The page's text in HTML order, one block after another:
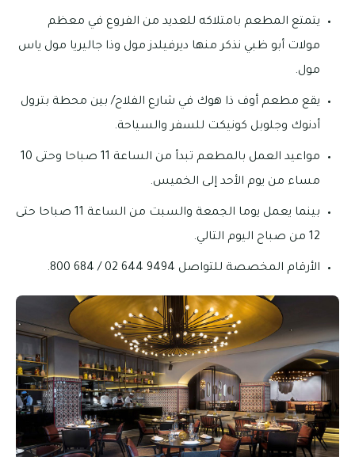
يتمتع المطعم بامتلاكه للعديد من الفروع في معظم
مولات أبو ظبي نذكر منها ديرفيلدز مول وذا جاليريا مول ياس
مول.
يقع مطعم أوف ذا هوك في شارع الفلاح/ بين محطة بترول
أدنوك وجلوبل كونيكت للسفر والسياحة.
مواعيد العمل بالمطعم تبدأ من الساعة 11 صباحا وحتى 10
مساء من يوم الأحد إلى الخميس.
بينما يعمل يوما الجمعة والسبت من الساعة 11 صباحا حتى
12 من صباح اليوم التالي.
الأرقام المخصصة للتواصل 9494 644 02 / 684 800.